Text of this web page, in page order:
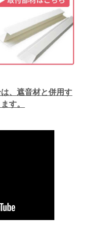
、遮音材と併用す
す。